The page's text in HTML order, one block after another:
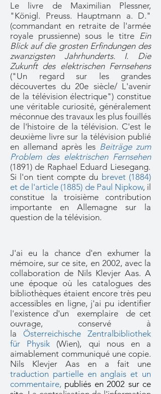
Le livre de Maximilian Plessner,
"Königl. Preuss. Hauptmann a. D."
(commandant en retraite de l'armée
royale prussienne) sous le titre Ein
Blick auf die grosten Erfindungen des
zwanzigsten Jahrhunderts. I. Die
Zukunft des elektrischen Fernsehens
("Un regard sur les grandes
découvertes du 20e siècle/ L'avenir
de la télévision électrique") constitue
une véritable curiosité, généralement
méconnue des travaux les plus fouillés
de l'histoire de la télévision. C'est le
deuxième livre sur la télévision publié
en allemand après les Beiträge zum
Problem des elektrischen Fernsehen
(1891) de Raphael Eduard Liesegang.
Si l'on tient compte du brevet (1884)
et de l'article (1885) de Paul Nipkow, il
constitue la troisième contribution
importante en Allemagne sur la
question de la télévision.
J'ai eu la chance d'en exhumer la
mémoire, sur ce site, en 2002, avec la
collaboration de Nils Klevjer Aas. A
une époque où les catalogues des
bibliothèques étaient encore très peu
accessibles en ligne, j'ai pu identifier
l'existence d'un exemplaire de cet
ouvrage, conservé à
la Österreichische Zentralbibliothek
für Physik (Wien), qui nous en a
aimablement communiqué une copie.
Nils Klevjer Aas en a fait une
traduction partielle en anglais et un
commentaire, publiés en 2002 sur ce